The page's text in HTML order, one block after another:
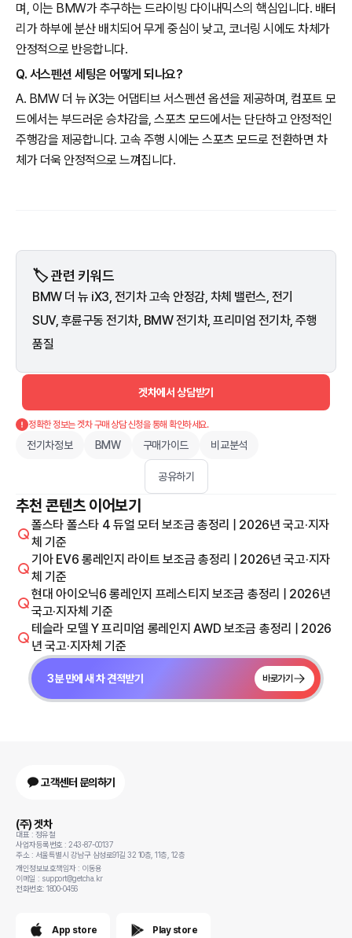
며, 이는 BMW가 추구하는 드라이빙 다이내믹스의 핵심입니다. 배터
리가 하부에 분산 배치되어 무게 중심이 낮고, 코너링 시에도 차체가
안정적으로 반응합니다.
Q. 서스펜션 세팅은 어떻게 되나요?
A. BMW 더 뉴 iX3는 어댑티브 서스펜션 옵션을 제공하며, 컴포트 모
드에서는 부드러운 승차감을, 스포츠 모드에서는 단단하고 안정적인
주행감을 제공합니다. 고속 주행 시에는 스포츠 모드로 전환하면 차
체가 더욱 안정적으로 느껴집니다.
🏷️ 관련 키워드
BMW 더 뉴 iX3, 전기차 고속 안정감, 차체 밸런스, 전기
SUV, 후륜구동 전기차, BMW 전기차, 프리미엄 전기차, 주행
품질
겟차에서 상담받기
정확한 정보는 겟차 구매 상담 신청을 통해 확인하세요.
전기차정보 BMW 구매가이드 비교분석
공유하기
추천 콘텐츠 이어보기
폴스타 폴스타 4 듀얼 모터 보조금 총정리 | 2026년 국고·지자
체 기준
기아 EV6 롱레인지 라이트 보조금 총정리 | 2026년 국고·지자
체 기준
현대 아이오닉6 롱레인지 프레스티지 보조금 총정리 | 2026년
국고·지자체 기준
테슬라 모델 Y 프리미엄 롱레인지 AWD 보조금 총정리 | 2026
년 국고·지자체 기준
3분 만에 새 차 견적받기 바로가기
고객센터 문의하기
(주) 겟차
대표 : 정유철
사업자등록번호 : 243-87-00137
주소 : 서울특별시 강남구 삼성로91길 32 10층, 11층, 12층
개인정보보호책임자 : 이동용
이메일 : support@getcha.kr
전화번호: 1800-0456
App store Play store